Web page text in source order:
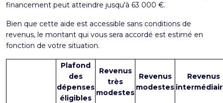
financement peut atteindre jusqu'à 63 000 €.
Bien que cette aide est accessible sans conditions de
revenus, le montant qui vous sera accordé est estimé en
fonction de votre situation.
Plafond
des
dépenses
éligibles
Revenus
très
modestes
Revenus
modestes
Revenus